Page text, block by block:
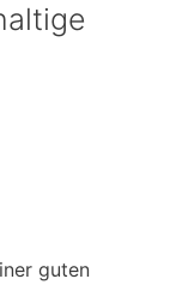
guten